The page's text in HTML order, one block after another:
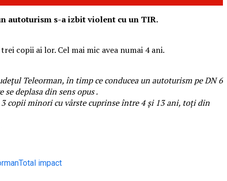
autoturism s-a izbit violent cu un TIR.
copii ai lor. Cel mai mic avea numai 4 ani.
Teleorman, în timp ce conducea un autoturism pe DN 6
deplasa din sens opus .
copii minori cu vârste cuprinse între 4 și 13 ani, toți din
Total impact